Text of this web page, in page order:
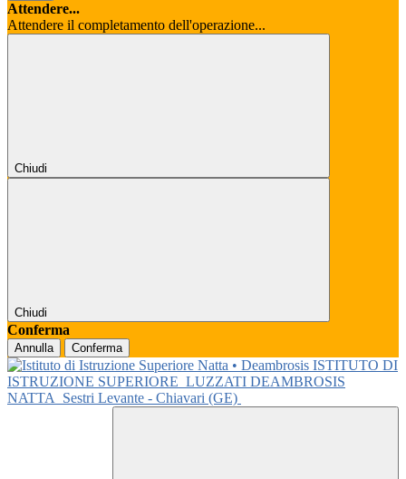
Attendere...
Attendere il completamento dell'operazione...
Chiudi
Chiudi
Conferma
Annulla Conferma
ISTITUTO DI
ISTRUZIONE SUPERIORE LUZZATI DEAMBROSIS
NATTA
Sestri Levante - Chiavari (GE)